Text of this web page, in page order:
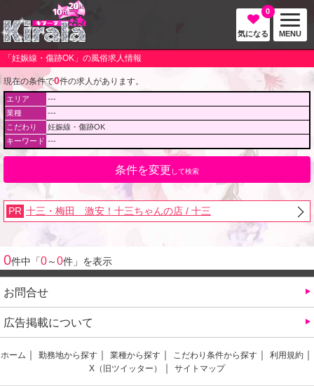
MENU
気になる
0
「妊娠線・傷跡OK」の風俗求人情報
現在の条件で0件の求人があります。
エリア
---
業種
---
こだわり
妊娠線・傷跡OK
キーワード ---
条件を変更 して検索
PR 十三・梅田 激安！十三ちゃんの店 / 十三
0件中「0～0件」を表示
お問合せ
広告掲載について
ホーム 勤務地から探す 業種から探す こだわり条件から探す
利用規約
X（旧ツイッター）
サイトマップ